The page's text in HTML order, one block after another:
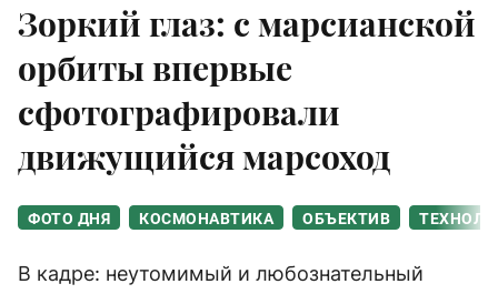
Зоркий глаз: с марсианской
орбиты впервые
сфотографировали
движущийся марсоход
ФОТО ДНЯ КОСМОНАВТИКА ОБЪЕКТИВ
В кадре: неутомимый и любознательный